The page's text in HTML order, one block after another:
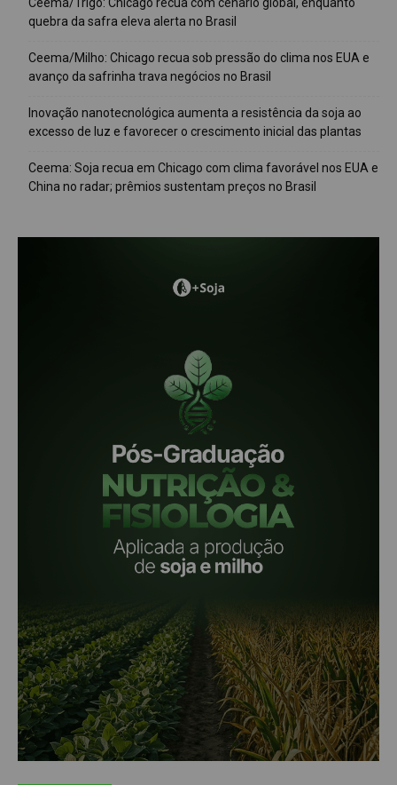
Ceema/Trigo: Chicago recua com cenário global, enquanto
quebra da safra eleva alerta no Brasil
Ceema/Milho: Chicago recua sob pressão do clima nos EUA e
avanço da safrinha trava negócios no Brasil
Inovação nanotecnológica aumenta a resistência da soja ao
excesso de luz e favorecer o crescimento inicial das plantas
Ceema: Soja recua em Chicago com clima favorável nos EUA e
China no radar; prêmios sustentam preços no Brasil